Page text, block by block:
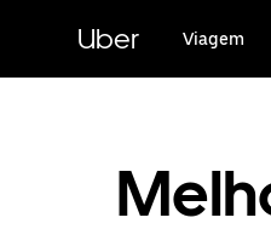
conteúdo
Uber Viagem